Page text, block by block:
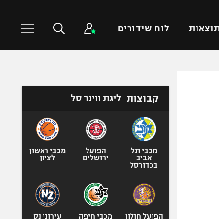
תוצאות לוח שידורים
טניס
כדורעף
ג'ודו
ספורט אולימפי
קבוצות ליגת ווינר סל
מכבי תל
אביב
בכדורסל
הפועל
ירושלים
מכבי ראשון
לציון
הפועל חולון
מכבי חיפה
עירוני נס